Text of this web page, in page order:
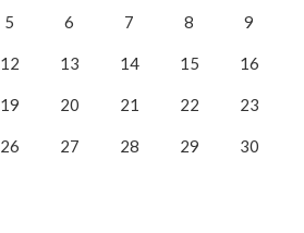
5 6 7 8 9
12 13 14 15 16
19 20 21 22 23
26 27 28 29 30